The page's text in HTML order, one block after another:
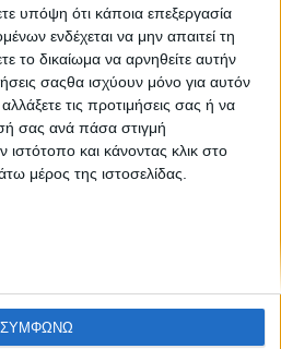
υπόψη ότι κάποια επεξεργασία
ενδέχεται να μην απαιτεί τη
το δικαίωμα να αρνηθείτε αυτήν
σαςθα ισχύουν μόνο για αυτόν
τις προτιμήσεις σας ή να
σας ανά πάσα στιγμή
ιστότοπο και κάνοντας κλικ στο
μέρος της ιστοσελίδας.
ΣΥΜΦΩΝΩ